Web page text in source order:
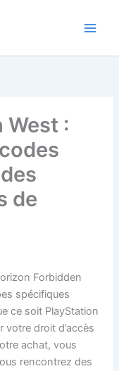
West :
de
Forbidden
spécifiques
ce soit PlayStation
votre droit d’accès
achat, vous
rencontrez des